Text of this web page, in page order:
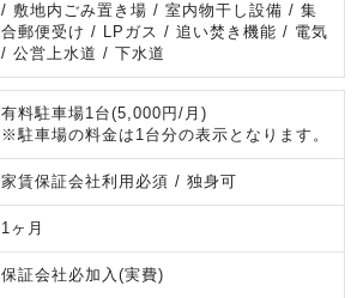
/ 敷地内ごみ置き場 / 室内物干し設備 / 集
合郵便受け / LPガス / 追い焚き機能 / 電気
/ 公営上水道 / 下水道
有料駐車場1台(5,000円/月)
※駐車場の料金は1台分の表示となります。
家賃保証会社利用必須 / 独身可
1ヶ月
保証会社必加入(実費)